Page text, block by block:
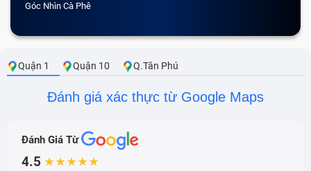
Góc Nhìn Cà Phê
Quận 1 Quận 10 Q.Tân Phú
Đánh giá xác thực từ Google Maps
Đánh Giá Từ
4.5 ★★★★★